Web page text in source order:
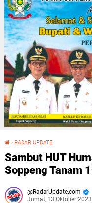
› RADAR UPDATE
Sambut HUT
Soppeng Tanam
RadarUpdate.com
Jumat, 13 Oktober